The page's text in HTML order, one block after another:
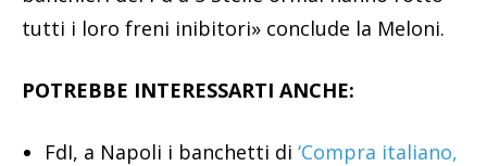
tutti i loro freni inibitori» conclude la Meloni.
POTREBBE INTERESSARTI ANCHE:
FdI, a Napoli i banchetti di ‘Compra italiano,